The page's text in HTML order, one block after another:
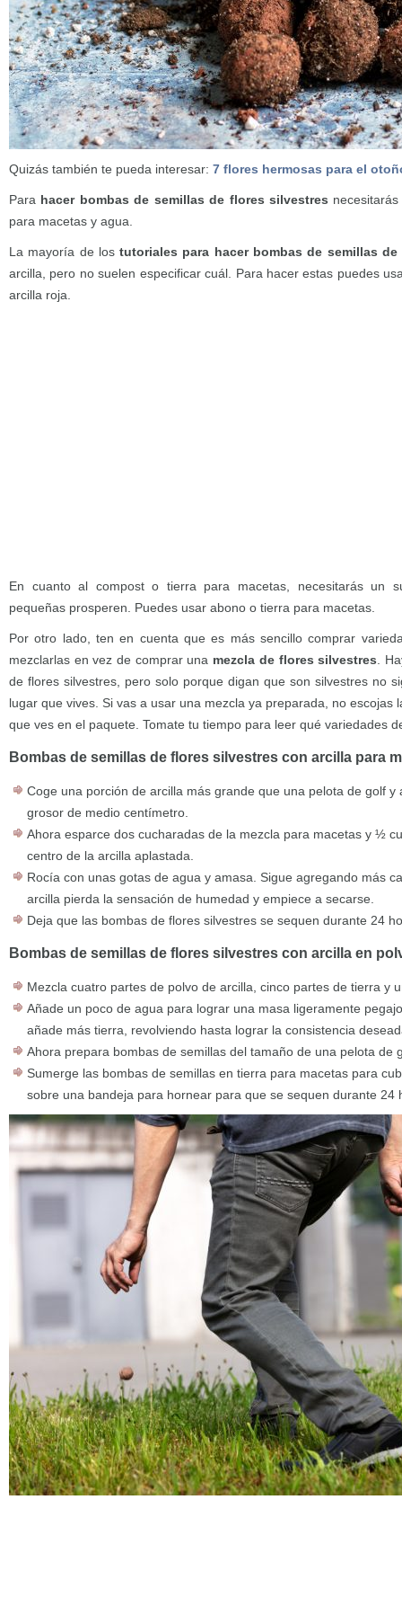
Quizás también te pueda interesar: 7 flores hermosas para el
Para hacer bombas de semillas de flores silvestres
para macetas y agua.
La mayoría de lostutoriales para hacer bombas de semillas
arcilla, pero no suelen especificar cuál. Para hacer estas puedes
arcilla roja.
En cuanto al compost o tierra para macetas, necesitarás un
pequeñas prosperen. Puedes usar abono o tierra para macetas.
Por otro lado, ten en cuenta que es más sencillo comprar
mezclarlas en vez de comprar una mezcla de flores silvestres .
de flores silvestres, pero solo porque digan que son silvestres no
lugar que vives. Si vas a usar una mezcla ya preparada, no escojas
que ves en el paquete. Tomate tu tiempo para leer qué variedades
Bombas de semillas de flores silvestres con arcilla para
Coge una porción de arcilla más grande que una pelota de golf y
grosor de medio centímetro.
Ahora esparce dos cucharadas de la mezcla para macetas y ½
centro de la arcilla aplastada.
Rocía con unas gotas de agua y amasa. Sigue agregando más
arcilla pierda la sensación de humedad y empiece a secarse.
Deja que las bombas de flores silvestres se sequen durante 24
Bombas de semillas de flores silvestres con arcilla en
Mezcla cuatro partes de polvo de arcilla, cinco partes de tierra y
Añade un poco de agua para lograr una masa ligeramente
añade más tierra, revolviendo hasta lograr la consistencia
Ahora prepara bombas de semillas del tamaño de una pelota de
Sumerge las bombas de semillas en tierra para macetas para
sobre una bandeja para hornear para que se sequen durante 24